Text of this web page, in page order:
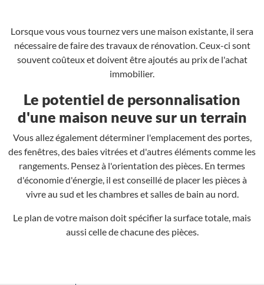
Lorsque vous vous tournez vers une maison existante, il sera
nécessaire de faire des travaux de rénovation. Ceux-ci sont
souvent coûteux et doivent être ajoutés au prix de l'achat
immobilier.
Le potentiel de personnalisation
d'une maison neuve sur un terrain
Vous allez également déterminer l'emplacement des portes,
des fenêtres, des baies vitrées et d'autres éléments comme les
rangements. Pensez à l'orientation des pièces. En termes
d'économie d'énergie, il est conseillé de placer les pièces à
vivre au sud et les chambres et salles de bain au nord.
Le plan de votre maison doit spécifier la surface totale, mais
aussi celle de chacune des pièces.